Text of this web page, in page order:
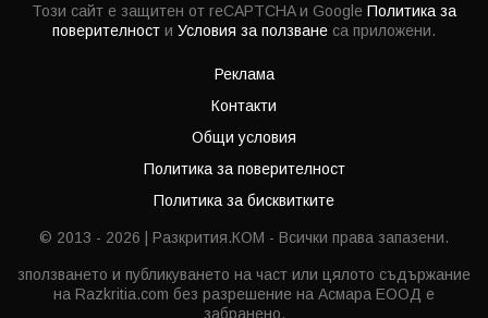
Този сайт е защитен от reCAPTCHA и Google Политика за
поверителност и Условия за ползване са приложени.
Реклама
Контакти
Общи условия
Политика за поверителност
Политика за бисквитките
© 2013 - 2026 | Разкрития.КОМ - Всички права запазени.
зползването и публикуването на част или цялото съдържание
на Razkritia.com без разрешение на Асмара ЕООД е
забранено.